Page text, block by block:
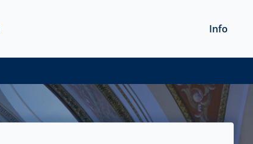
Info